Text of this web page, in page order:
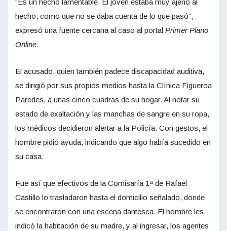
“Es un hecho lamentable. El joven estaba muy ajeno al
hecho, como que no se daba cuenta de lo que pasó”,
expresó una fuente cercana al caso al portal Primer Plano
Online.
El acusado, quien también padece discapacidad auditiva,
se dirigió por sus propios medios hasta la Clínica Figueroa
Paredes, a unas cinco cuadras de su hogar. Al notar su
estado de exaltación y las manchas de sangre en su ropa,
los médicos decidieron alertar a la Policía. Con gestos, el
hombre pidió ayuda, indicando que algo había sucedido en
su casa.
Fue así que efectivos de la Comisaría 1ª de Rafael
Castillo lo trasladaron hasta el domicilio señalado, donde
se encontraron con una escena dantesca. El hombre les
indicó la habitación de su madre, y al ingresar, los agentes